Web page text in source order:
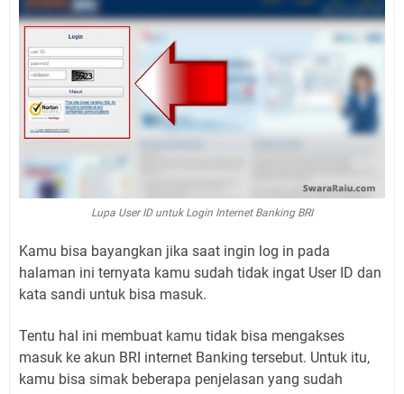
Lupa User ID untuk Login Internet Banking BRI
Kamu bisa bayangkan jika saat ingin log in pada
halaman ini ternyata kamu sudah tidak ingat User ID dan
kata sandi untuk bisa masuk.
Tentu hal ini membuat kamu tidak bisa mengakses
masuk ke akun BRI internet Banking tersebut. Untuk itu,
kamu bisa simak beberapa penjelasan yang sudah